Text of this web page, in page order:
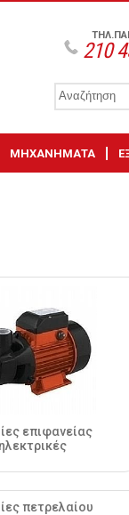
210
ΜΗΧΑΝΗΜΑΤΑ
επιφανείας
ηλεκτρικές
πετρελαίου